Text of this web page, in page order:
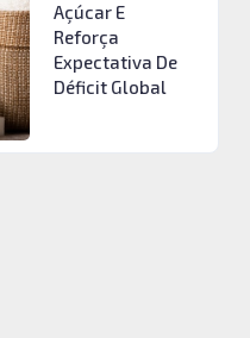
Açúcar E
Reforça
Expectativa De
Déficit Global